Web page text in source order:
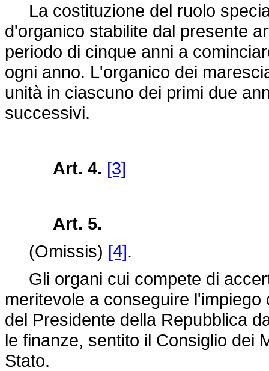
La costituzione del ruolo
d'organico stabilite dal presente
periodo di cinque anni a
ogni anno. L'organico dei
unità in ciascuno dei primi due
successivi.
Art. 4. [3]
Art. 5.
(Omissis) [4].
Gli organi cui compete di
meritevole a conseguire
del Presidente della Repubblica
le finanze, sentito il Consiglio dei
Stato.